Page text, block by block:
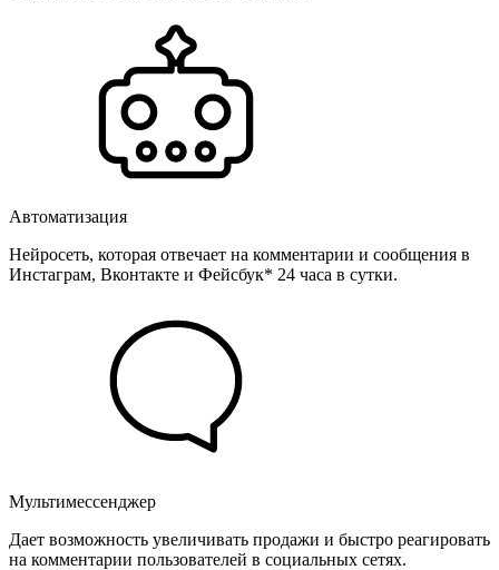
Автоматизация
Нейросеть, которая отвечает на комментарии и сообщения в
Инстаграм, Вконтакте и Фейсбук* 24 часа в сутки.
Мультимессенджер
Дает возможность увеличивать продажи и быстро реагировать
на комментарии пользователей в социальных сетях.